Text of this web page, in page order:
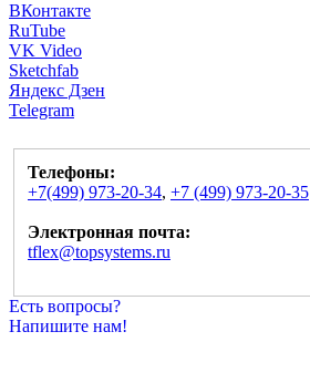
ВКонтакте
RuTube
VK Video
Sketchfab
Яндекс Дзен
Telegram
Телефоны:
+7(499) 973-20-34, +7 (499) 973-20-35
Электронная почта:
tflex@topsystems.ru
Есть вопросы?
Напишите нам!